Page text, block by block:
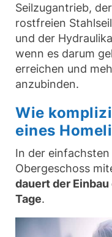
Seilzugantrieb,
rostfreien
und der
wenn es darum
erreichen und
anzubinden.
Wie
eines
In der
Obergeschoss
dauert der
Tage.